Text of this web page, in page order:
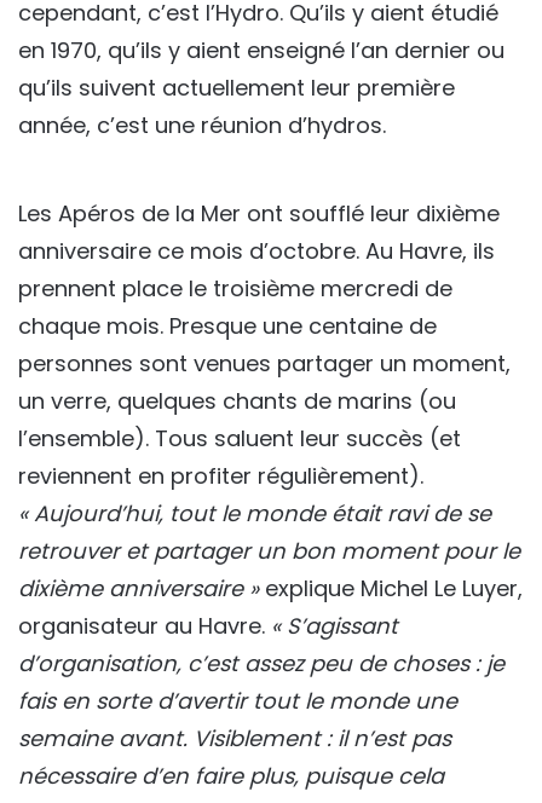
cependant, c’est l’Hydro. Qu’ils y aient étudié
en 1970, qu’ils y aient enseigné l’an dernier ou
qu’ils suivent actuellement leur première
année, c’est une réunion d’hydros.
Les Apéros de la Mer ont soufflé leur dixième
anniversaire ce mois d’octobre. Au Havre, ils
prennent place le troisième mercredi de
chaque mois. Presque une centaine de
personnes sont venues partager un moment,
un verre, quelques chants de marins (ou
l’ensemble). Tous saluent leur succès (et
reviennent en profiter régulièrement).
« Aujourd’hui, tout le monde était ravi de se
retrouver et partager un bon moment pour le
dixième anniversaire »explique Michel Le Luyer,
organisateur au Havre. « S’agissant
d’organisation, c’est assez peu de choses : je
fais en sorte d’avertir tout le monde une
semaine avant. Visiblement : il n’est pas
nécessaire d’en faire plus, puisque cela